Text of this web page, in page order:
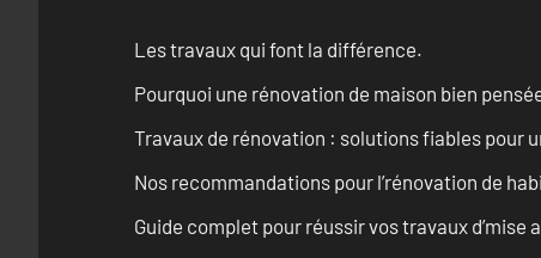
Les travaux qui font la différence.
Pourquoi une rénovation de maison bien
Travaux de rénovation : solutions fiables pour
Nos recommandations pour l’rénovation de
Guide complet pour réussir vos travaux